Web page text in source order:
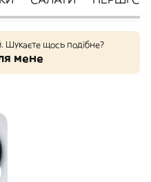
Шукаєте щось подібне?
мене